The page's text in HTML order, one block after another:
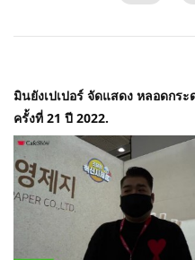
มินยังเปเปอร์ จัดแสดง หลอดกระ
ครั้งที่ 21 ปี 2022.